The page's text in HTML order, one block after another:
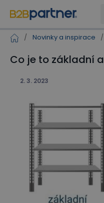
/ Novinky a inspirace /
Co je to základní
2. 3. 2023